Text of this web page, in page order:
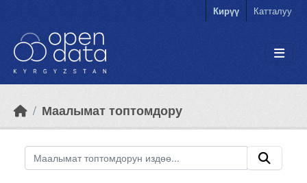
Кирүү Катталуу
Маалымат топтомдору